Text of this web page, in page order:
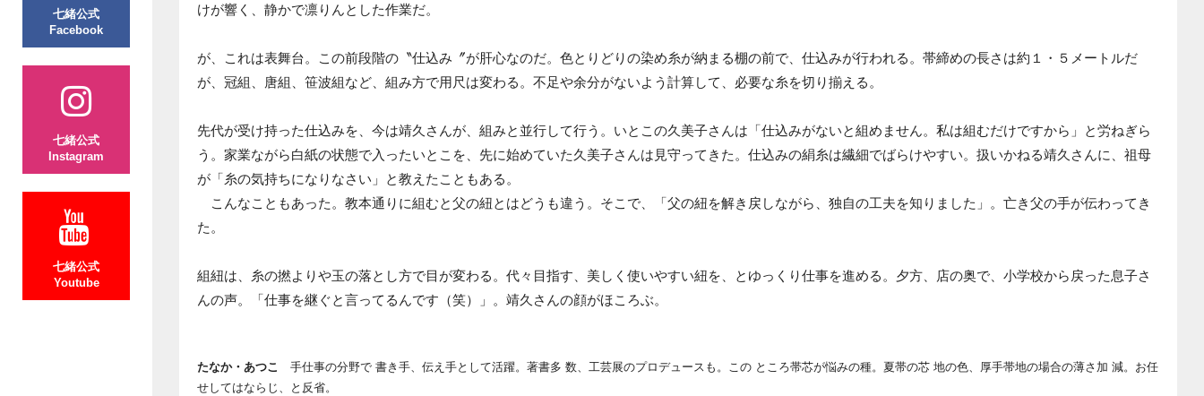
七緒公式
Facebook
七緒公式
Instagram
七緒公式
Youtube
けが響く、静かで凛りんとした作業だ。
が、これは表舞台。この前段階の〝仕込み〞が肝心なのだ。色とりどりの染め糸が納まる棚の前で、仕込みが行われる。帯締めの長さは約１・５メートルだ
が、冠組、唐組、笹波組など、組み方で用尺は変わる。不足や余分がないよう計算して、必要な糸を切り揃える。
先代が受け持った仕込みを、今は靖久さんが、組みと並行して行う。いとこの久美子さんは「仕込みがないと組めません。私は組むだけですから」と労ねぎら
う。家業ながら白紙の状態で入ったいとこを、先に始めていた久美子さんは見守ってきた。仕込みの絹糸は繊細でばらけやすい。扱いかねる靖久さんに、祖母
が「糸の気持ちになりなさい」と教えたこともある。
こんなこともあった。教本通りに組むと父の紐とはどうも違う。そこで、「父の紐を解き戻しながら、独自の工夫を知りました」。亡き父の手が伝わってき
た。
組紐は、糸の撚よりや玉の落とし方で目が変わる。代々目指す、美しく使いやすい紐を、とゆっくり仕事を進める。夕方、店の奥で、小学校から戻った息子さ
んの声。「仕事を継ぐと言ってるんです（笑）」。靖久さんの顔がほころぶ。
たなか・あつこ
手仕事の分野で 書き手、伝え手として活躍。著書多 数、工芸展のプロデュースも。この ところ帯芯が悩みの種。夏帯の芯 地の色、厚手帯地の場合の薄さ加 減。お任
せしてはならじ、と反省。